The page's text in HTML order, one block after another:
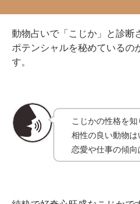
動物占いで「こじか」と診断
ポテンシャルを秘めているの
す。
こじかの性格を知
相性の良い動物は
恋愛や仕事の傾向